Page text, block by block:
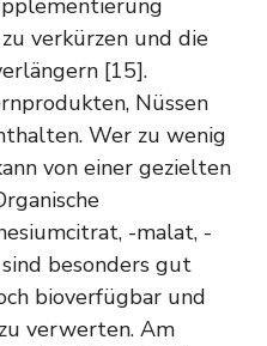
verkürzen und die
[15].
Nüssen
Wer zu wenig
von einer gezielten
-malat, -
besonders gut
bioverfügbar und
verwerten. Am